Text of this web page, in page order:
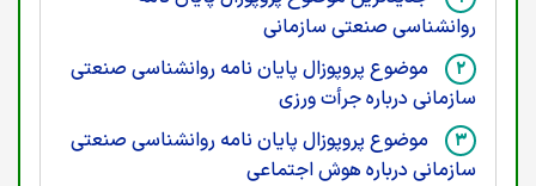
روانشناسی صنعتی سازمانی
موضوع پروپوزال پایان نامه روانشناسی صنعتی
سازمانی درباره جرأت ورزی
موضوع پروپوزال پایان نامه روانشناسی صنعتی
سازمانی درباره هوش اجتماعی